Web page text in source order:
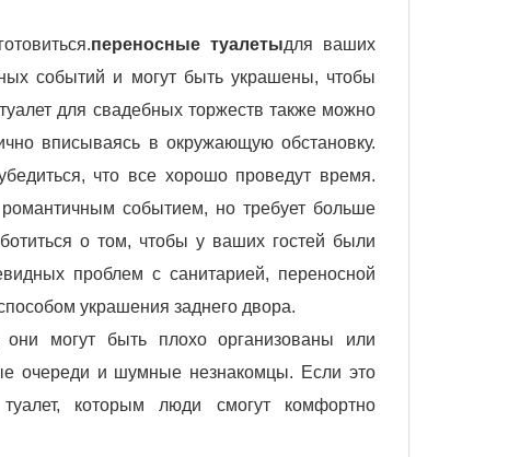
переносные туалетыдля ваших
событий и могут быть украшены, чтобы
для свадебных торжеств также можно
вписываясь в окружающую обстановку.
что все хорошо проведут время.
событием, но требует больше
о том, чтобы у ваших гостей были
проблем с санитарией, переносной
украшения заднего двора.
могут быть плохо организованы или
очереди и шумные незнакомцы. Если это
которым люди смогут комфортно